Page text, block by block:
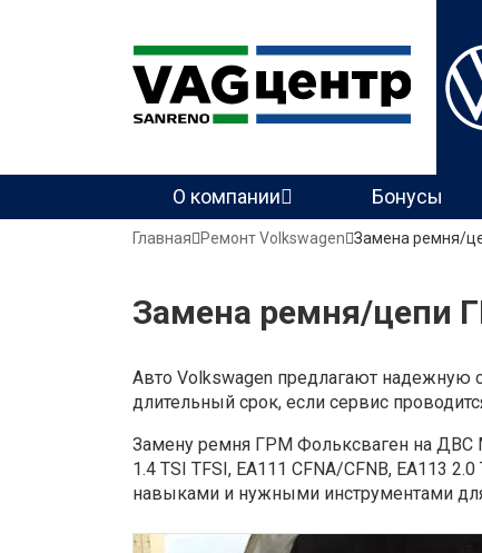
Основная
навигация
О компании Бонусы
Строка
Главная Ремонт Volkswagen Замена ремня/
Замена ремня/цепи
Авто Volkswagen предлагают надежную
длительный срок, если сервис
Замену ремня ГРМ Фольксваген на ДВС
1.4 TSI TFSI, EA111 CFNA/CFNB, EA113
навыками и нужными инструментами